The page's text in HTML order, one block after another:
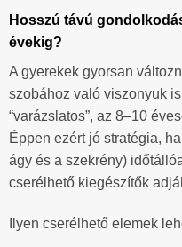
Hosszú távú
évekig?
A gyerekek gyorsan
szobához való viszonyuk
“varázslatos”, az 8–10
Éppen ezért jó stratégia,
ágy és a szekrény)
cserélhető kiegészítők
Ilyen cserélhető elemek